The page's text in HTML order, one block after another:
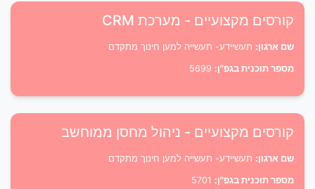
קורסים מקצועיים - מערכת CRM
שם ארגון: תעשיידע- תעשייה למען חינוך מתקדם
מספר תוכנית בגפ"ן:
קורסים מקצועיים - ניהול מחסן ממוחשב
שם ארגון: תעשיידע- תעשייה למען חינוך מתקדם
מספר תוכנית בגפ"ן: